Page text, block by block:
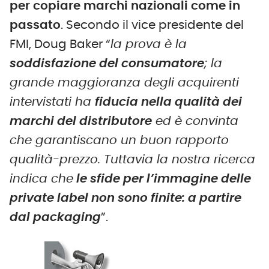
per copiare marchi nazionali come in
passato. Secondo il vice presidente del
FMI, Doug Baker “la prova è la
soddisfazione del consumatore; la
grande maggioranza degli acquirenti
intervistati ha fiducia nella qualità dei
marchi del distributore ed è convinta
che garantiscano un buon rapporto
qualità-prezzo. Tuttavia la nostra ricerca
indica che le sfide per l’immagine delle
private label non sono finite: a partire
dal packaging”.